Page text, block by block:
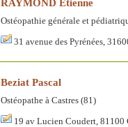
Ostéopathie générale et
31 avenue des Pyrénées,
Beziat Pascal
Ostéopathe à Castres (81)
19 av Lucien Coudert, 81100